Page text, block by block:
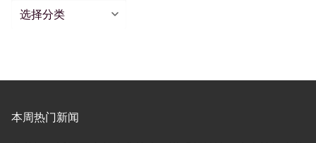
分
类
本周热门新闻